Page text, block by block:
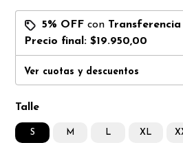
5% OFF con Transferencia
Precio final:$19.950,00
Ver cuotas y descuentos
Talle
S M L XL